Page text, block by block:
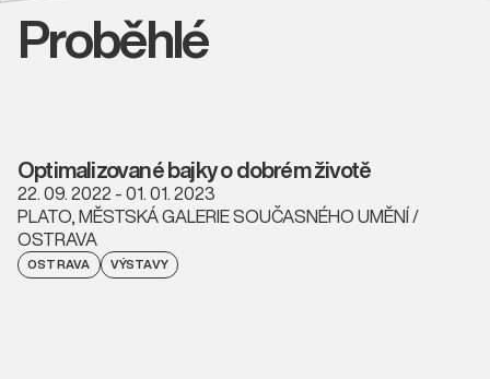
Proběhlé
Optimalizované bajky o dobrém životě
22. 09. 2022 - 01. 01. 2023
PLATO, MĚSTSKÁ GALERIE SOUČASNÉHO UMĚNÍ /
OSTRAVA
OSTRAVA VÝSTAVY